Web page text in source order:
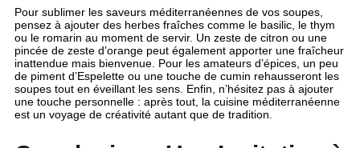
Pour sublimer les saveurs méditerranéennes de vos soupes,
pensez à ajouter des herbes fraîches comme le basilic, le thym
ou le romarin au moment de servir. Un zeste de citron ou une
pincée de zeste d’orange peut également apporter une fraîcheur
inattendue mais bienvenue. Pour les amateurs d’épices, un peu
de piment d’Espelette ou une touche de cumin rehausseront les
soupes tout en éveillant les sens. Enfin, n’hésitez pas à ajouter
une touche personnelle : après tout, la cuisine méditerranéenne
est un voyage de créativité autant que de tradition.